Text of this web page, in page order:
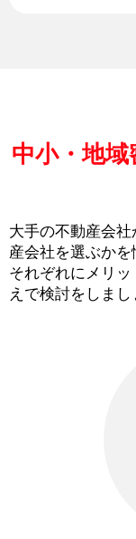
中小・地
大手の不動産会
産会社を選ぶかを
それぞれにメリ
えで検討をしまし